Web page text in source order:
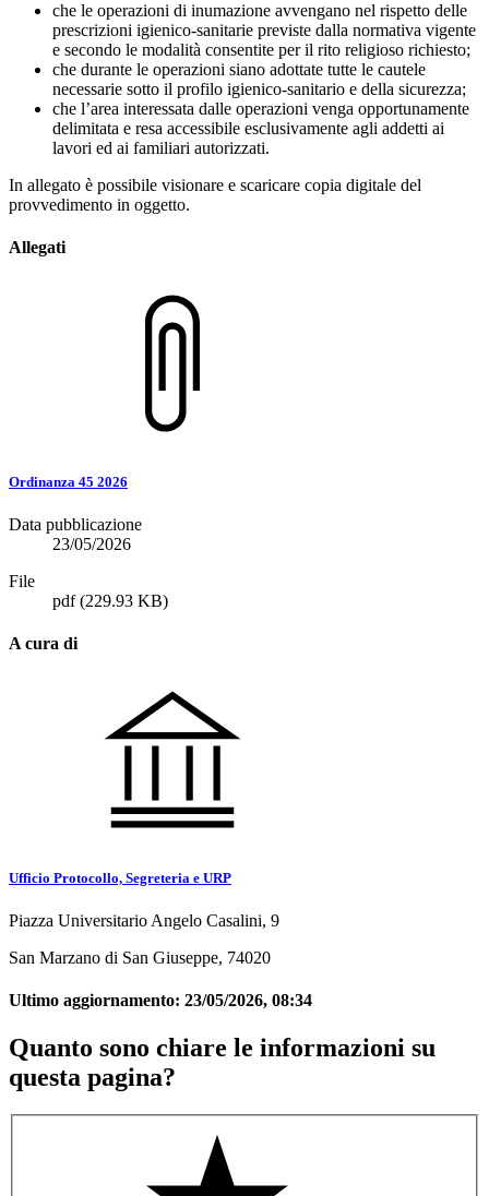
che le operazioni di inumazione avvengano nel rispetto delle
prescrizioni igienico-sanitarie previste dalla normativa vigente
e secondo le modalità consentite per il rito religioso richiesto;
che durante le operazioni siano adottate tutte le cautele
necessarie sotto il profilo igienico-sanitario e della sicurezza;
che l’area interessata dalle operazioni venga opportunamente
delimitata e resa accessibile esclusivamente agli addetti ai
lavori ed ai familiari autorizzati.
In allegato è possibile visionare e scaricare copia digitale del
provvedimento in oggetto.
Allegati
Ordinanza 45 2026
Data pubblicazione
23/05/2026
File
pdf(229.93 KB)
A cura di
Ufficio Protocollo, Segreteria e URP
Piazza Universitario Angelo Casalini, 9
San Marzano di San Giuseppe, 74020
Ultimo aggiornamento: 23/05/2026, 08:34
Quanto sono chiare le informazioni su
questa pagina?